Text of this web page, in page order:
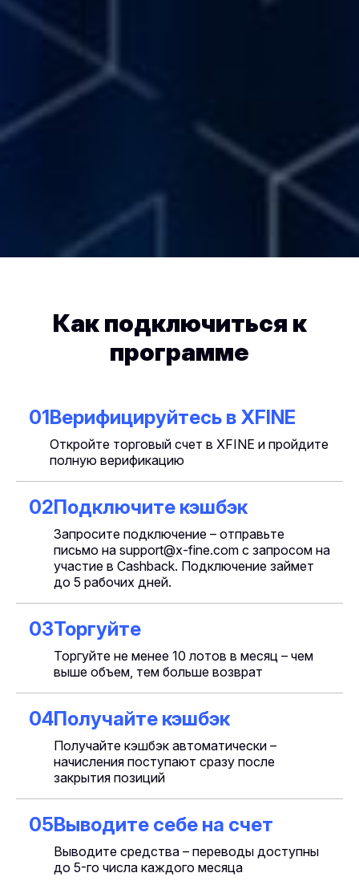
Как подключиться к
программе
01Верифицируйтесь в XFINE
Откройте торговый счет в XFINE и пройдите
полную верификацию
02Подключите кэшбэк
Запросите подключение – отправьте
письмо на support@x-fine.com с запросом на
участие в Cashback. Подключение займет
до 5 рабочих дней.
03Торгуйте
Торгуйте не менее 10 лотов в месяц – чем
выше объем, тем больше возврат
04Получайте кэшбэк
Получайте кэшбэк автоматически –
начисления поступают сразу после
закрытия позиций
05Выводите себе на счет
Выводите средства – переводы доступны
до 5-го числа каждого месяца